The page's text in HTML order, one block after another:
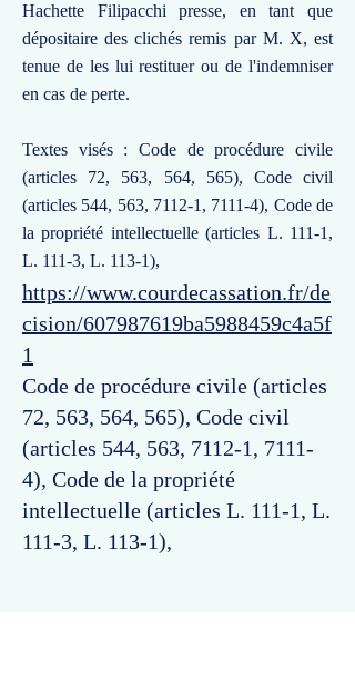
Hachette Filipacchi presse, en tant que
dépositaire des clichés remis par M. X, est
tenue de les lui restituer ou de l'indemniser
en cas de perte.
Textes visés : Code de procédure civile
(articles 72, 563, 564, 565), Code civil
(articles 544, 563, 7112-1, 7111-4), Code de
la propriété intellectuelle (articles L. 111-1,
L. 111-3, L. 113-1),
https://www.courdecassation.fr/de
cision/607987619ba5988459c4a5f
1
Code de procédure civile (articles
72, 563, 564, 565), Code civil
(articles 544, 563, 7112-1, 7111-
4), Code de la propriété
intellectuelle (articles L. 111-1, L.
111-3, L. 113-1),